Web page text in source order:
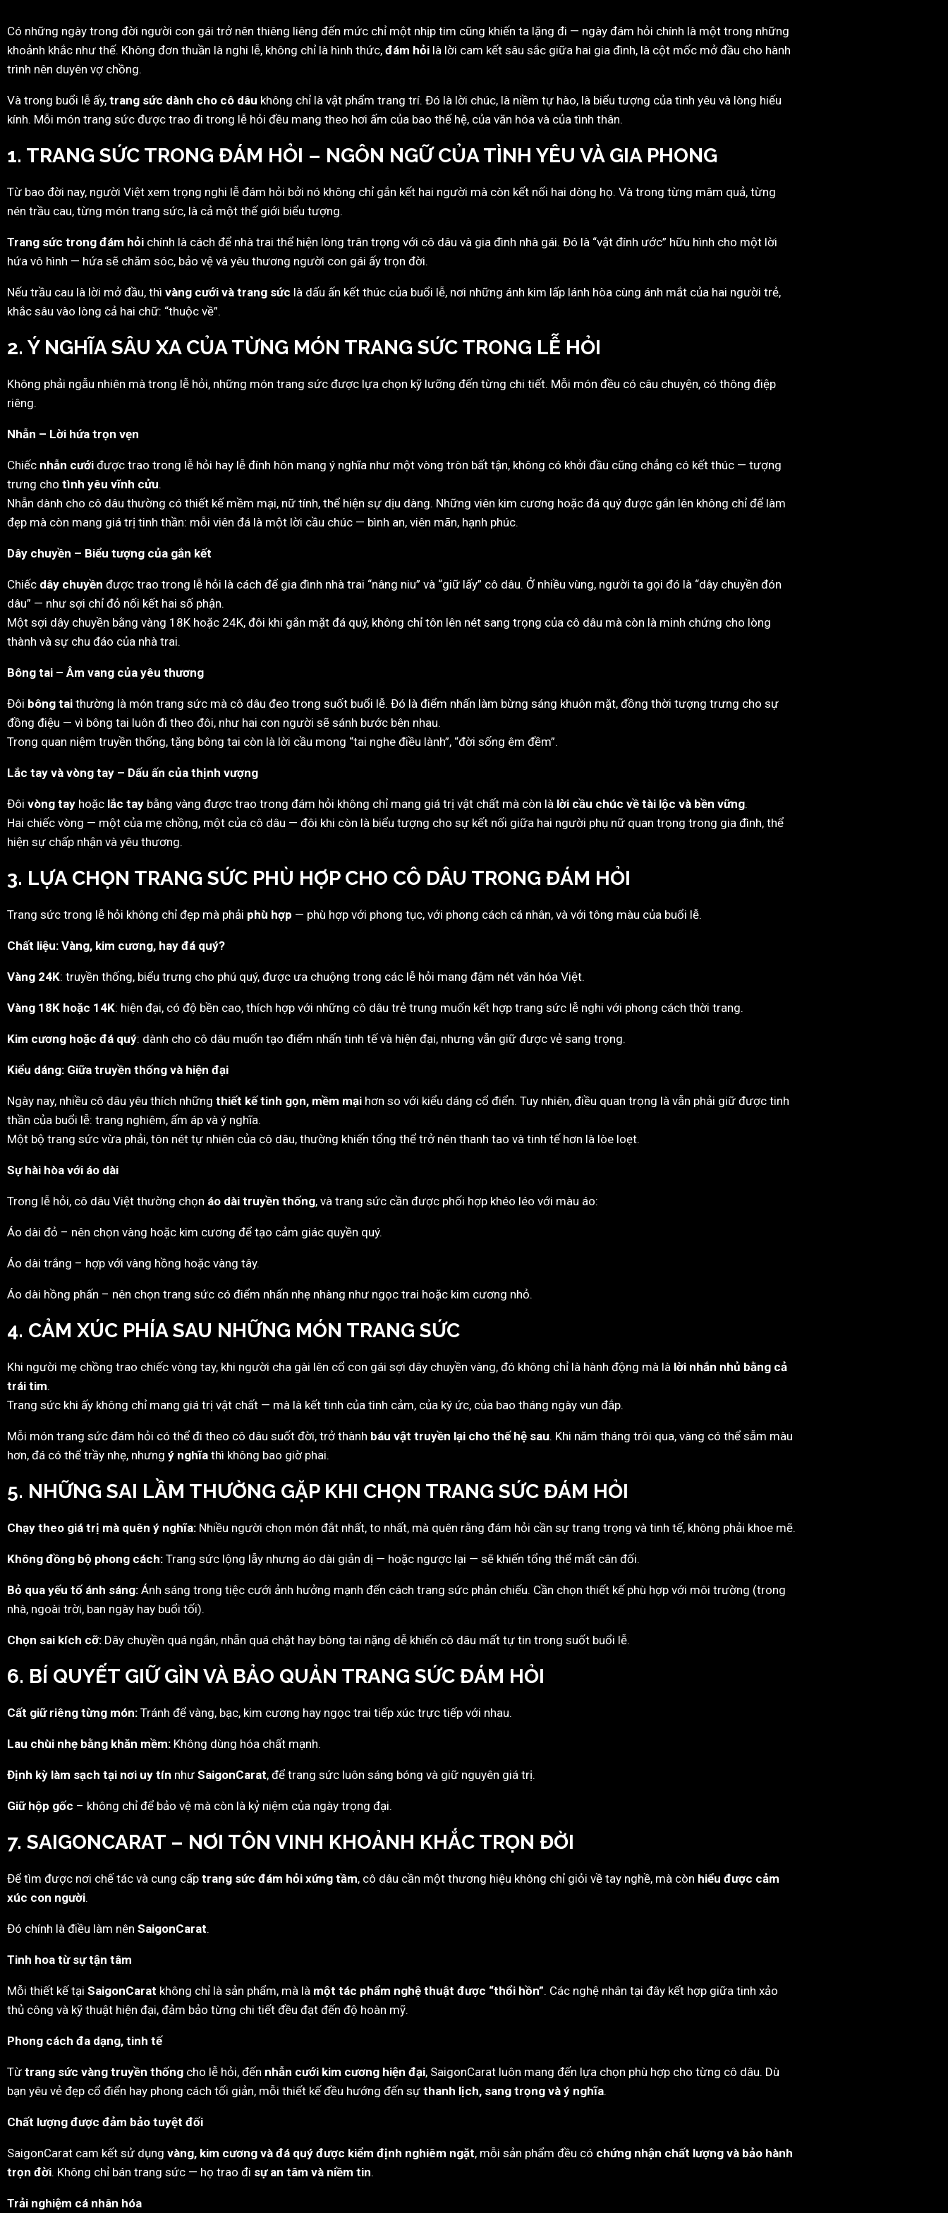
Có những ngày trong đời người con gái trở nên thiêng liêng đến mức chỉ một nhịp tim cũng khiến ta lặng đi — ngày đám hỏi chính là một trong những
khoảnh khắc như thế. Không đơn thuần là nghi lễ, không chỉ là hình thức, đám hỏi là lời cam kết sâu sắc giữa hai gia đình, là cột mốc mở đầu cho hành
trình nên duyên vợ chồng.
Và trong buổi lễ ấy, trang sức dành cho cô dâu không chỉ là vật phẩm trang trí. Đó là lời chúc, là niềm tự hào, là biểu tượng của tình yêu và lòng hiếu
kính. Mỗi món trang sức được trao đi trong lễ hỏi đều mang theo hơi ấm của bao thế hệ, của văn hóa và của tình thân.
1. TRANG SỨC TRONG ĐÁM HỎI – NGÔN NGỮ CỦA TÌNH YÊU VÀ GIA PHONG
Từ bao đời nay, người Việt xem trọng nghi lễ đám hỏi bởi nó không chỉ gắn kết hai người mà còn kết nối hai dòng họ. Và trong từng mâm quả, từng
nén trầu cau, từng món trang sức, là cả một thế giới biểu tượng.
Trang sức trong đám hỏi chính là cách để nhà trai thể hiện lòng trân trọng với cô dâu và gia đình nhà gái. Đó là “vật đính ước” hữu hình cho một lời
hứa vô hình — hứa sẽ chăm sóc, bảo vệ và yêu thương người con gái ấy trọn đời.
Nếu trầu cau là lời mở đầu, thì vàng cưới và trang sức là dấu ấn kết thúc của buổi lễ, nơi những ánh kim lấp lánh hòa cùng ánh mắt của hai người trẻ,
khắc sâu vào lòng cả hai chữ: “thuộc về”.
2. Ý NGHĨA SÂU XA CỦA TỪNG MÓN TRANG SỨC TRONG LỄ HỎI
Không phải ngẫu nhiên mà trong lễ hỏi, những món trang sức được lựa chọn kỹ lưỡng đến từng chi tiết. Mỗi món đều có câu chuyện, có thông điệp
riêng.
Nhẫn – Lời hứa trọn vẹn
Chiếc nhẫn cưới được trao trong lễ hỏi hay lễ đính hôn mang ý nghĩa như một vòng tròn bất tận, không có khởi đầu cũng chẳng có kết thúc — tượng
trưng cho tình yêu vĩnh cửu.
Nhẫn dành cho cô dâu thường có thiết kế mềm mại, nữ tính, thể hiện sự dịu dàng. Những viên kim cương hoặc đá quý được gắn lên không chỉ để làm
đẹp mà còn mang giá trị tinh thần: mỗi viên đá là một lời cầu chúc — bình an, viên mãn, hạnh phúc.
Dây chuyền – Biểu tượng của gắn kết
Chiếc dây chuyền được trao trong lễ hỏi là cách để gia đình nhà trai “nâng niu” và “giữ lấy” cô dâu. Ở nhiều vùng, người ta gọi đó là “dây chuyền đón
dâu” — như sợi chỉ đỏ nối kết hai số phận.
Một sợi dây chuyền bằng vàng 18K hoặc 24K, đôi khi gắn mặt đá quý, không chỉ tôn lên nét sang trọng của cô dâu mà còn là minh chứng cho lòng
thành và sự chu đáo của nhà trai.
Bông tai – Âm vang của yêu thương
Đôi bông tai thường là món trang sức mà cô dâu đeo trong suốt buổi lễ. Đó là điểm nhấn làm bừng sáng khuôn mặt, đồng thời tượng trưng cho sự
đồng điệu — vì bông tai luôn đi theo đôi, như hai con người sẽ sánh bước bên nhau.
Trong quan niệm truyền thống, tặng bông tai còn là lời cầu mong “tai nghe điều lành”, “đời sống êm đềm”.
Lắc tay và vòng tay – Dấu ấn của thịnh vượng
Đôi vòng tay hoặc lắc tay bằng vàng được trao trong đám hỏi không chỉ mang giá trị vật chất mà còn là lời cầu chúc về tài lộc và bền vững.
Hai chiếc vòng — một của mẹ chồng, một của cô dâu — đôi khi còn là biểu tượng cho sự kết nối giữa hai người phụ nữ quan trọng trong gia đình, thể
hiện sự chấp nhận và yêu thương.
3. LỰA CHỌN TRANG SỨC PHÙ HỢP CHO CÔ DÂU TRONG ĐÁM HỎI
Trang sức trong lễ hỏi không chỉ đẹp mà phải phù hợp — phù hợp với phong tục, với phong cách cá nhân, và với tông màu của buổi lễ.
Chất liệu: Vàng, kim cương, hay đá quý?
Vàng 24K: truyền thống, biểu trưng cho phú quý, được ưa chuộng trong các lễ hỏi mang đậm nét văn hóa Việt.
Vàng 18K hoặc 14K: hiện đại, có độ bền cao, thích hợp với những cô dâu trẻ trung muốn kết hợp trang sức lễ nghi với phong cách thời trang.
Kim cương hoặc đá quý: dành cho cô dâu muốn tạo điểm nhấn tinh tế và hiện đại, nhưng vẫn giữ được vẻ sang trọng.
Kiểu dáng: Giữa truyền thống và hiện đại
Ngày nay, nhiều cô dâu yêu thích những thiết kế tinh gọn, mềm mại hơn so với kiểu dáng cổ điển. Tuy nhiên, điều quan trọng là vẫn phải giữ được tinh
thần của buổi lễ: trang nghiêm, ấm áp và ý nghĩa.
Một bộ trang sức vừa phải, tôn nét tự nhiên của cô dâu, thường khiến tổng thể trở nên thanh tao và tinh tế hơn là lòe loẹt.
Sự hài hòa với áo dài
Trong lễ hỏi, cô dâu Việt thường chọn áo dài truyền thống, và trang sức cần được phối hợp khéo léo với màu áo:
Áo dài đỏ – nên chọn vàng hoặc kim cương để tạo cảm giác quyền quý.
Áo dài trắng – hợp với vàng hồng hoặc vàng tây.
Áo dài hồng phấn – nên chọn trang sức có điểm nhấn nhẹ nhàng như ngọc trai hoặc kim cương nhỏ.
4. CẢM XÚC PHÍA SAU NHỮNG MÓN TRANG SỨC
Khi người mẹ chồng trao chiếc vòng tay, khi người cha gài lên cổ con gái sợi dây chuyền vàng, đó không chỉ là hành động mà là lời nhắn nhủ bằng cả
trái tim.
Trang sức khi ấy không chỉ mang giá trị vật chất — mà là kết tinh của tình cảm, của ký ức, của bao tháng ngày vun đắp.
Mỗi món trang sức đám hỏi có thể đi theo cô dâu suốt đời, trở thành báu vật truyền lại cho thế hệ sau. Khi năm tháng trôi qua, vàng có thể sẫm màu
hơn, đá có thể trầy nhẹ, nhưng ý nghĩa thì không bao giờ phai.
5. NHỮNG SAI LẦM THƯỜNG GẶP KHI CHỌN TRANG SỨC ĐÁM HỎI
Chạy theo giá trị mà quên ý nghĩa: Nhiều người chọn món đắt nhất, to nhất, mà quên rằng đám hỏi cần sự trang trọng và tinh tế, không phải khoe mẽ.
Không đồng bộ phong cách: Trang sức lộng lẫy nhưng áo dài giản dị — hoặc ngược lại — sẽ khiến tổng thể mất cân đối.
Bỏ qua yếu tố ánh sáng: Ánh sáng trong tiệc cưới ảnh hưởng mạnh đến cách trang sức phản chiếu. Cần chọn thiết kế phù hợp với môi trường (trong
nhà, ngoài trời, ban ngày hay buổi tối).
Chọn sai kích cỡ: Dây chuyền quá ngắn, nhẫn quá chật hay bông tai nặng dễ khiến cô dâu mất tự tin trong suốt buổi lễ.
6. BÍ QUYẾT GIỮ GÌN VÀ BẢO QUẢN TRANG SỨC ĐÁM HỎI
Cất giữ riêng từng món: Tránh để vàng, bạc, kim cương hay ngọc trai tiếp xúc trực tiếp với nhau.
Lau chùi nhẹ bằng khăn mềm: Không dùng hóa chất mạnh.
Định kỳ làm sạch tại nơi uy tín như SaigonCarat, để trang sức luôn sáng bóng và giữ nguyên giá trị.
Giữ hộp gốc – không chỉ để bảo vệ mà còn là kỷ niệm của ngày trọng đại.
7. SAIGONCARAT – NƠI TÔN VINH KHOẢNH KHẮC TRỌN ĐỜI
Để tìm được nơi chế tác và cung cấp trang sức đám hỏi xứng tầm, cô dâu cần một thương hiệu không chỉ giỏi về tay nghề, mà còn hiểu được cảm
xúc con người.
Đó chính là điều làm nên SaigonCarat.
Tinh hoa từ sự tận tâm
Mỗi thiết kế tại SaigonCarat không chỉ là sản phẩm, mà là một tác phẩm nghệ thuật được “thổi hồn”. Các nghệ nhân tại đây kết hợp giữa tinh xảo
thủ công và kỹ thuật hiện đại, đảm bảo từng chi tiết đều đạt đến độ hoàn mỹ.
Phong cách đa dạng, tinh tế
Từ trang sức vàng truyền thống cho lễ hỏi, đến nhẫn cưới kim cương hiện đại, SaigonCarat luôn mang đến lựa chọn phù hợp cho từng cô dâu. Dù
bạn yêu vẻ đẹp cổ điển hay phong cách tối giản, mỗi thiết kế đều hướng đến sự thanh lịch, sang trọng và ý nghĩa.
Chất lượng được đảm bảo tuyệt đối
SaigonCarat cam kết sử dụng vàng, kim cương và đá quý được kiểm định nghiêm ngặt, mỗi sản phẩm đều có chứng nhận chất lượng và bảo hành
trọn đời. Không chỉ bán trang sức — họ trao đi sự an tâm và niềm tin.
Trải nghiệm cá nhân hóa